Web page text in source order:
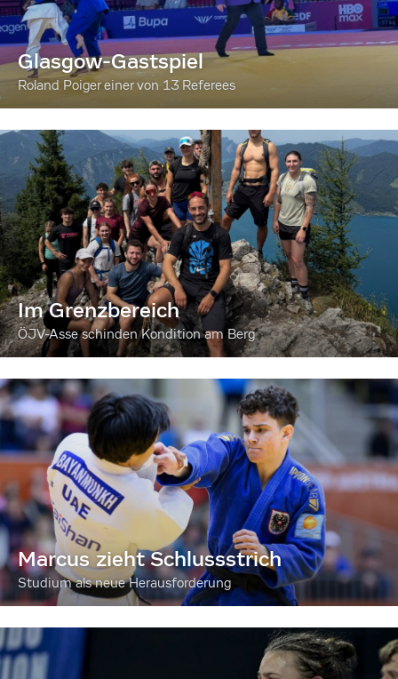
Glasgow-Gastspiel
Roland Poiger einer von 13 Referees
Im Grenzbereich
ÖJV-Asse schinden Kondition am Berg
Marcus zieht Schlussstrich
Studium als neue Herausforderung